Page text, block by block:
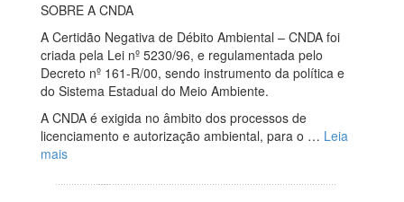
SOBRE A CNDA
A Certidão Negativa de Débito Ambiental – CNDA foi
criada pela Lei nº 5230/96, e regulamentada pelo
Decreto nº 161-R/00, sendo instrumento da política e
do Sistema Estadual do Meio Ambiente.
A CNDA é exigida no âmbito dos processos de
licenciamento e autorização ambiental, para o … Leia
mais